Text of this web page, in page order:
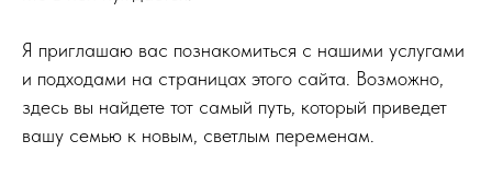
Я приглашаю вас познакомиться с нашими услугами
и подходами на страницах этого сайта. Возможно,
здесь вы найдете тот самый путь, который приведет
вашу семью к новым, светлым переменам.